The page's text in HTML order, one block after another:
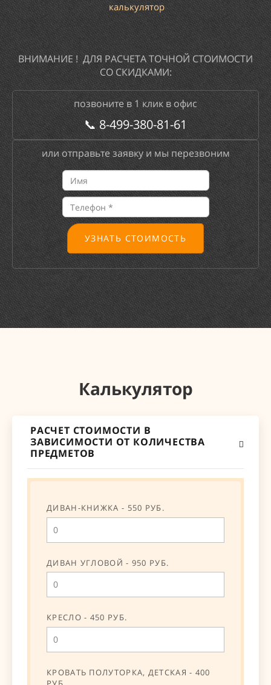
калькулятор
ВНИМАНИЕ ! ДЛЯ РАСЧЕТА ТОЧНОЙ СТОИМОСТИ
СО СКИДКАМИ:
позвоните в 1 клик в офис
📞8-499-380-81-61
или отправьте заявку и мы перезвоним
УЗНАТЬ СТОИМОСТЬ
Калькулятор
РАСЧЕТ СТОИМОСТИ В
ЗАВИСИМОСТИ ОТ КОЛИЧЕСТВА
ПРЕДМЕТОВ
ДИВАН-КНИЖКА - 550 РУБ.
ДИВАН УГЛОВОЙ - 950 РУБ.
КРЕСЛО - 450 РУБ.
КРОВАТЬ ПОЛУТОРКА, ДЕТСКАЯ - 400